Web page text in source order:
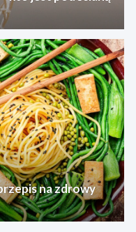
na zdrowy